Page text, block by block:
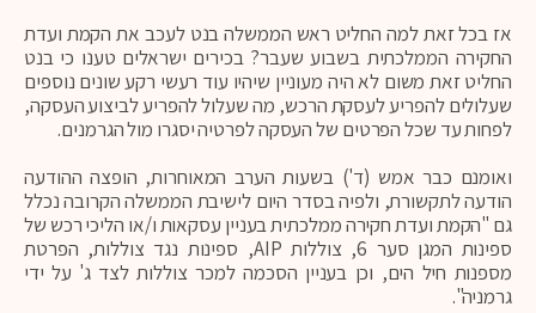
אז בכל זאת למה החליט ראש הממשלה בנט לעכב את הקמת ועדת
החקירה הממלכתית בשבוע שעבר? בכירים ישראלים טענו כי בנט
החליט זאת משום לא היה מעוניין שיהיו עוד רעשי רקע שונים נוספים
שעלולים להפריע לעסקת הרכש, מה שעלול להפריע לביצוע העסקה,
לפחות עד שכל הפרטים של העסקה לפרטיה יסגרו מול הגרמנים.
ואומנם כבר אמש (ד') בשעות הערב המאוחרות, הופצה ההודעה
הודעה לתקשורת, ולפיה בסדר היום לישיבת הממשלה הקרובה נכלל
גם "הקמת ועדת חקירה ממלכתית בעניין עסקאות ו/או הליכי רכש של
ספינות המגן סער 6, צוללות AIP, ספינות נגד צוללות, הפרטת
מספנות חיל הים, וכן בעניין הסכמה למכר צוללות לצד ג' על ידי
גרמניה".